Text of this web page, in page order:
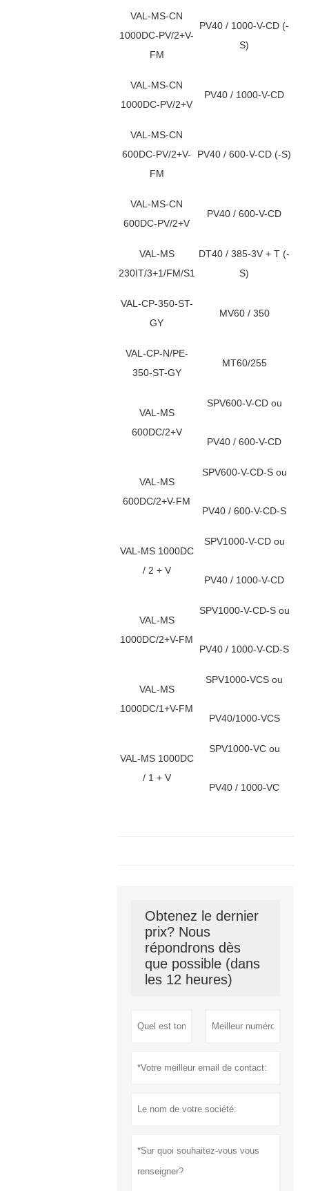
VAL-MS-CN
1000DC-PV/2+V-
FM
PV40 / 1000-V-CD (-
S)
VAL-MS-CN
1000DC-PV/2+V
PV40 / 1000-V-CD
VAL-MS-CN
600DC-PV/2+V-
FM
PV40 / 600-V-CD (-S)
VAL-MS-CN
600DC-PV/2+V
PV40 / 600-V-CD
VAL-MS
230IT/3+1/FM/S1
DT40 / 385-3V + T (-
S)
VAL-CP-350-ST-
GY
MV60 / 350
VAL-CP-N/PE-
350-ST-GY
MT60/255
VAL-MS
600DC/2+V
SPV600-V-CD ou
PV40 / 600-V-CD
VAL-MS
600DC/2+V-FM
SPV600-V-CD-S ou
PV40 / 600-V-CD-S
VAL-MS 1000DC
/ 2 + V
SPV1000-V-CD ou
PV40 / 1000-V-CD
VAL-MS
1000DC/2+V-FM
SPV1000-V-CD-S ou
PV40 / 1000-V-CD-S
VAL-MS
1000DC/1+V-FM
SPV1000-VCS ou
PV40/1000-VCS
VAL-MS 1000DC
/ 1 + V
SPV1000-VC ou
PV40 / 1000-VC
Obtenez le dernier
prix? Nous
répondrons dès
que possible (dans
les 12 heures)